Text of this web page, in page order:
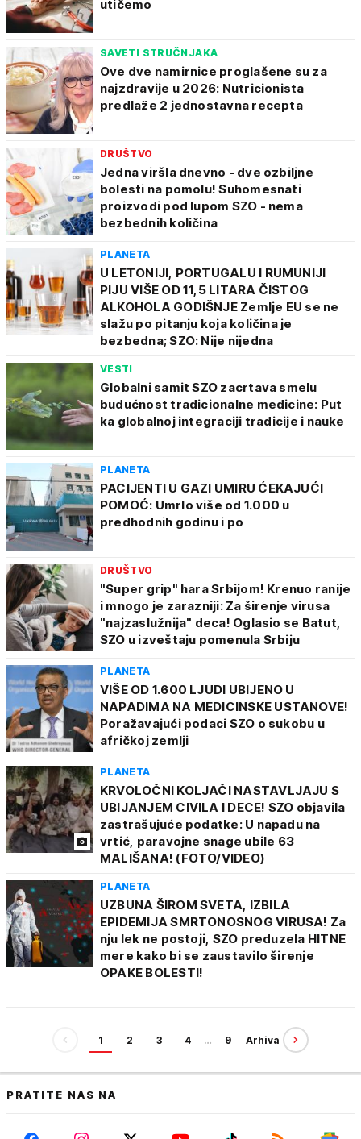
utičemo
SAVETI STRUČNJAKA
Ove dve namirnice proglašene su za
najzdravije u 2026: Nutricionista
predlaže 2 jednostavna recepta
DRUŠTVO
Jedna viršla dnevno - dve ozbiljne
bolesti na pomolu! Suhomesnati
proizvodi pod lupom SZO - nema
bezbednih količina
PLANETA
U LETONIJI, PORTUGALU I RUMUNIJI
PIJU VIŠE OD 11,5 LITARA ČISTOG
ALKOHOLA GODIŠNJE Zemlje EU se ne
slažu po pitanju koja količina je
bezbedna; SZO: Nije nijedna
VESTI
Globalni samit SZO zacrtava smelu
budućnost tradicionalne medicine: Put
ka globalnoj integraciji tradicije i nauke
PLANETA
PACIJENTI U GAZI UMIRU ĆEKAJUĆI
POMOĆ: Umrlo više od 1.000 u
predhodnih godinu i po
DRUŠTVO
"Super grip" hara Srbijom! Krenuo ranije
i mnogo je zarazniji: Za širenje virusa
"najzaslužnija" deca! Oglasio se Batut,
SZO u izveštaju pomenula Srbiju
PLANETA
VIŠE OD 1.600 LJUDI UBIJENO U
NAPADIMA NA MEDICINSKE USTANOVE!
Poražavajući podaci SZO o sukobu u
afričkoj zemlji
PLANETA
KRVOLOČNI KOLJAČI NASTAVLJAJU S
UBIJANJEM CIVILA I DECE! SZO objavila
zastrašujuće podatke: U napadu na
vrtić, paravojne snage ubile 63
MALIŠANA! (FOTO/VIDEO)
PLANETA
UZBUNA ŠIROM SVETA, IZBILA
EPIDEMIJA SMRTONOSNOG VIRUSA! Za
nju lek ne postoji, SZO preduzela HITNE
mere kako bi se zaustavilo širenje
OPAKE BOLESTI!
1 2 3 4 … 9 Arhiva
PRATITE NAS NA